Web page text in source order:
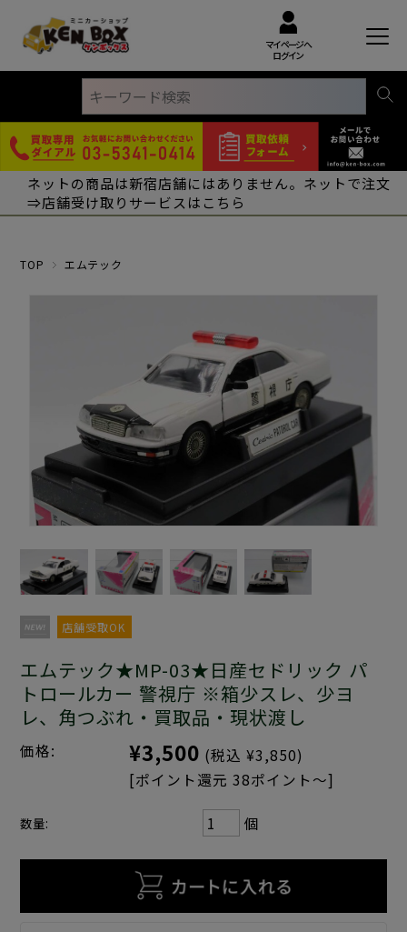
マイページへ
ログイン
ネットの商品は新宿店舗にはありません。ネットで注文
⇒店舗受け取りサービスはこちら
TOP エムテック
店舗受取OK
エムテック★MP-03★日産セドリック パ
トロールカー 警視庁 ※箱少スレ、少ヨ
レ、角つぶれ・買取品・現状渡し
価格: ¥3,500 (税込 ¥3,850)
[ポイント還元 38ポイント～]
数量: 個